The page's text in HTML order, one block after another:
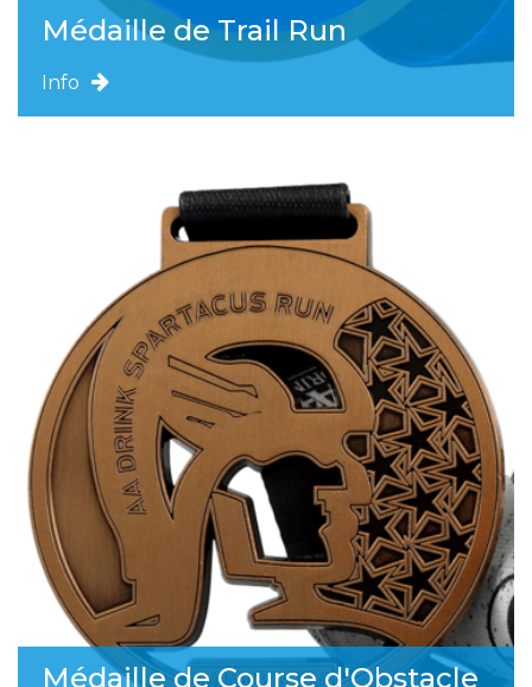
Médaille de Trail Run
Info
Médaille de Course d'Obstacle